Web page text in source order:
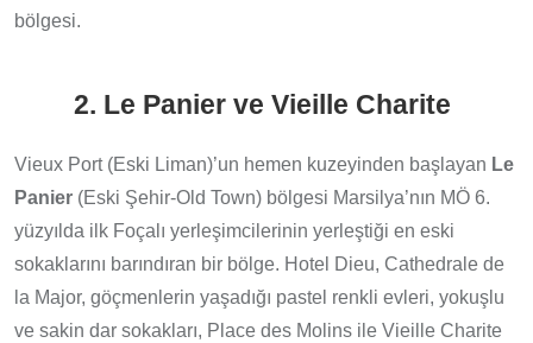
bölgesi.
2. Le Panier ve Vieille Charite
Vieux Port (Eski Liman)’un hemen kuzeyinden başlayan Le
Panier (Eski Şehir-Old Town) bölgesi Marsilya’nın MÖ 6.
yüzyılda ilk Foçalı yerleşimcilerinin yerleştiği en eski
sokaklarını barındıran bir bölge. Hotel Dieu, Cathedrale de
la Major, göçmenlerin yaşadığı pastel renkli evleri, yokuşlu
ve sakin dar sokakları, Place des Molins ile Vieille Charite